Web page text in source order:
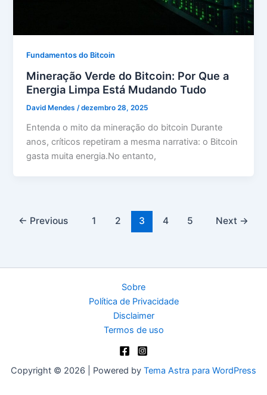
Fundamentos do Bitcoin
Mineração Verde do Bitcoin: Por Que a
Energia Limpa Está Mudando Tudo
David Mendes/dezembro 28, 2025
Entenda o mito da mineração do bitcoin Durante
anos, críticos repetiram a mesma narrativa: o Bitcoin
gasta muita energia.No entanto,
← Previous 1 2 3 4 5 Next →
Sobre
Política de Privacidade
Disclaimer
Termos de uso
Copyright © 2026 | Powered by Tema Astra para WordPress